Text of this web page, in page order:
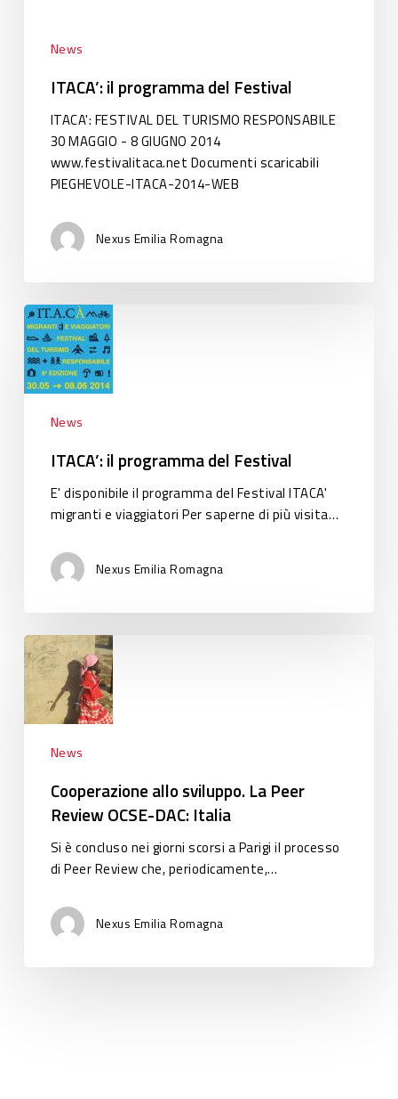
News
ITACA’: il programma del Festival
ITACA': FESTIVAL DEL TURISMO RESPONSABILE
30 MAGGIO - 8 GIUGNO 2014
www.festivalitaca.net Documenti scaricabili
PIEGHEVOLE-ITACA-2014-WEB
Nexus Emilia Romagna
ITACA’:
il
programma
del
Festival
News
ITACA’: il programma del Festival
E' disponibile il programma del Festival ITACA'
migranti e viaggiatori Per saperne di più visita…
Nexus Emilia Romagna
Cooperazione
allo
sviluppo.
Peer
Review
Italia
News
Cooperazione allo sviluppo. La Peer
Review OCSE-DAC: Italia
Si è concluso nei giorni scorsi a Parigi il processo
di Peer Review che, periodicamente,…
Nexus Emilia Romagna